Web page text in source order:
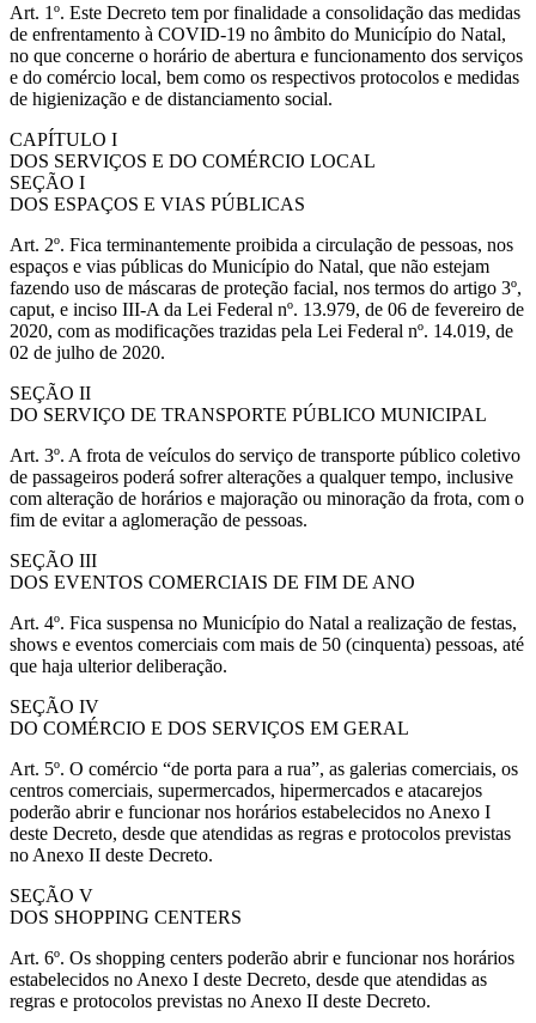
Art. 1º. Este Decreto tem por finalidade a consolidação das medidas
de enfrentamento à COVID-19 no âmbito do Município do Natal,
no que concerne o horário de abertura e funcionamento dos serviços
e do comércio local, bem como os respectivos protocolos e medidas
de higienização e de distanciamento social.
CAPÍTULO I
DOS SERVIÇOS E DO COMÉRCIO LOCAL
SEÇÃO I
DOS ESPAÇOS E VIAS PÚBLICAS
Art. 2º. Fica terminantemente proibida a circulação de pessoas, nos
espaços e vias públicas do Município do Natal, que não estejam
fazendo uso de máscaras de proteção facial, nos termos do artigo 3º,
caput, e inciso III-A da Lei Federal nº. 13.979, de 06 de fevereiro de
2020, com as modificações trazidas pela Lei Federal nº. 14.019, de
02 de julho de 2020.
SEÇÃO II
DO SERVIÇO DE TRANSPORTE PÚBLICO MUNICIPAL
Art. 3º. A frota de veículos do serviço de transporte público coletivo
de passageiros poderá sofrer alterações a qualquer tempo, inclusive
com alteração de horários e majoração ou minoração da frota, com o
fim de evitar a aglomeração de pessoas.
SEÇÃO III
DOS EVENTOS COMERCIAIS DE FIM DE ANO
Art. 4º. Fica suspensa no Município do Natal a realização de festas,
shows e eventos comerciais com mais de 50 (cinquenta) pessoas, até
que haja ulterior deliberação.
SEÇÃO IV
DO COMÉRCIO E DOS SERVIÇOS EM GERAL
Art. 5º. O comércio “de porta para a rua”, as galerias comerciais, os
centros comerciais, supermercados, hipermercados e atacarejos
poderão abrir e funcionar nos horários estabelecidos no Anexo I
deste Decreto, desde que atendidas as regras e protocolos previstas
no Anexo II deste Decreto.
SEÇÃO V
DOS SHOPPING CENTERS
Art. 6º. Os shopping centers poderão abrir e funcionar nos horários
estabelecidos no Anexo I deste Decreto, desde que atendidas as
regras e protocolos previstas no Anexo II deste Decreto.